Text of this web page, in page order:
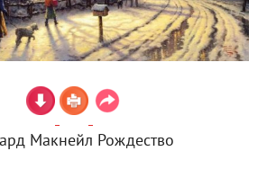
Макнейл Рождество